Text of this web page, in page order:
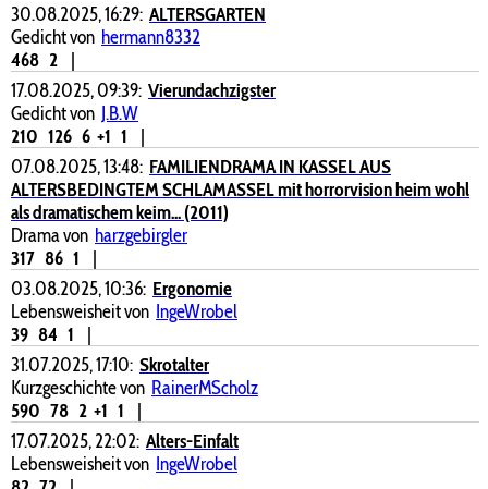
30.08.2025, 16:29: ALTERSGARTEN
Gedicht von hermann8332
468 2
|
17.08.2025, 09:39: Vierundachzigster
Gedicht von J.B.W
210 126 6 +1 1
|
07.08.2025, 13:48: FAMILIENDRAMA IN KASSEL AUS
ALTERSBEDINGTEM SCHLAMASSEL mit horrorvision heim wohl
als dramatischem keim... (2011)
Drama von harzgebirgler
317 86 1
|
03.08.2025, 10:36: Ergonomie
Lebensweisheit von IngeWrobel
39 84 1
|
31.07.2025, 17:10: Skrotalter
Kurzgeschichte von RainerMScholz
590 78 2 +1 1
|
17.07.2025, 22:02: Alters-Einfalt
Lebensweisheit von IngeWrobel